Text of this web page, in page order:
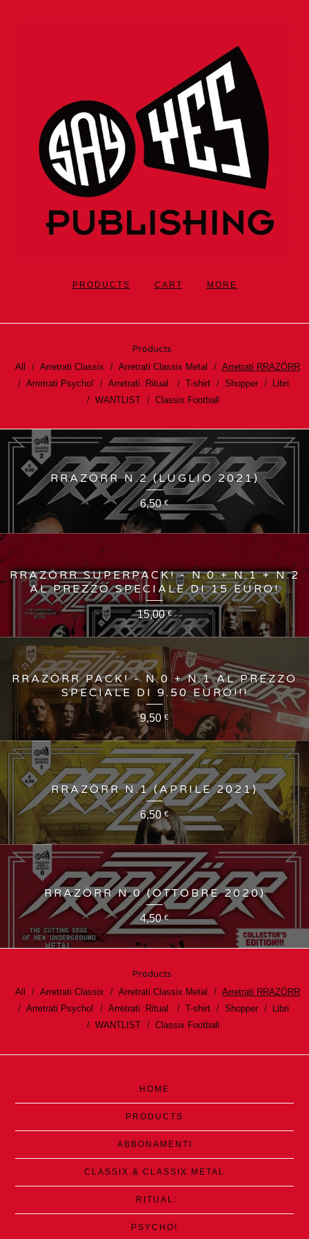
PRODUCTS CART MORE
Products
All Arretrati Classix Arretrati Classix Metal
Arretrati RRAZÖRR
Arretrati Psycho!
Arretrati :Ritual: T-shirt Shopper
Libri
WANTLIST
Classix Football
RRAZÖRR N.2 (LUGLIO 2021)
6,50€
RRAZÖRR SUPERPACK! - N.0 + N.1 + N.2
AL PREZZO SPECIALE DI 15 EURO!
15,00€
RRAZÖRR PACK! - N.0 + N.1 AL PREZZO
SPECIALE DI 9.50 EURO!!!
9,50 €
RRAZÖRR N.1 (APRILE 2021)
6,50€
RRAZÖRR N.0 (OTTOBRE 2020)
4,50€
Products
All Arretrati Classix Arretrati Classix Metal
Arretrati RRAZÖRR
Arretrati Psycho!
Arretrati :Ritual: T-shirt Shopper
Libri
WANTLIST
Classix Football
HOME
PRODUCTS
ABBONAMENTI
CLASSIX & CLASSIX METAL
:RITUAL:
PSYCHO!